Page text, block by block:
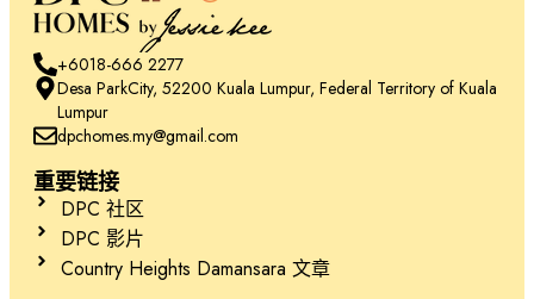
+6018-666 2277
Desa ParkCity, 52200 Kuala Lumpur, Federal Territory of Kuala
Lumpur
dpchomes.my@gmail.com
重要链接
DPC 社区
DPC 影片
Country Heights Damansara 文章